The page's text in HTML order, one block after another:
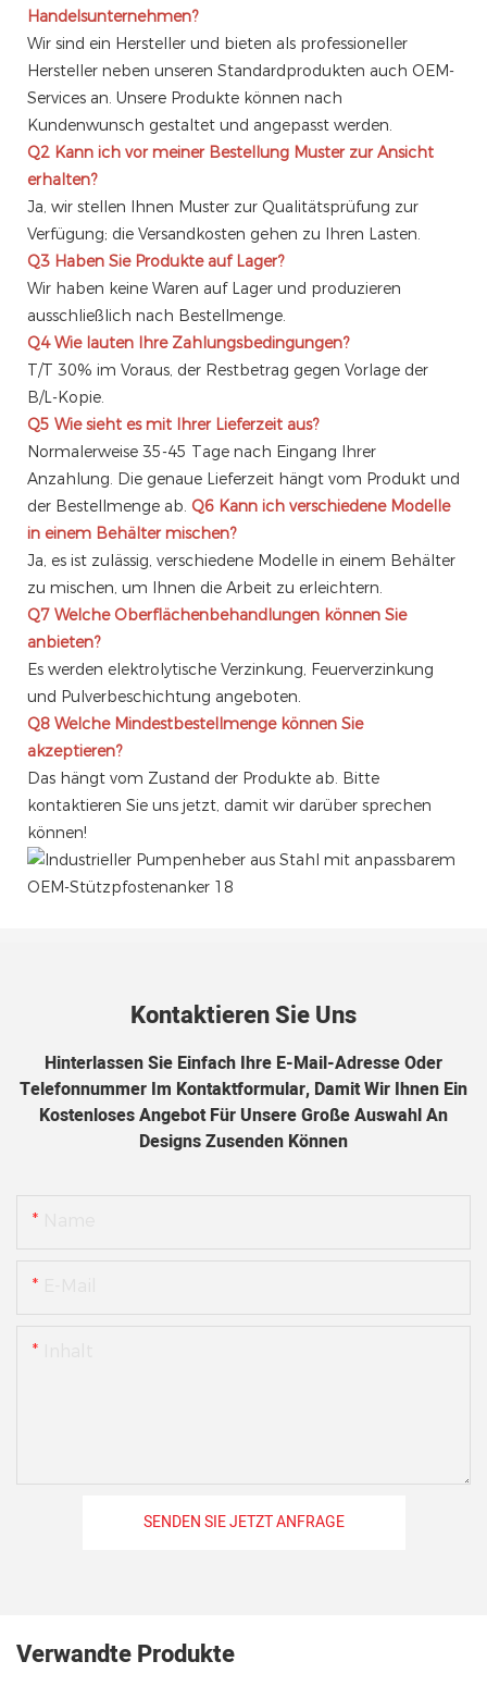
Handelsunternehmen?
Wir sind ein Hersteller und bieten als professioneller
Hersteller neben unseren Standardprodukten auch OEM-
Services an. Unsere Produkte können nach
Kundenwunsch gestaltet und angepasst werden.
Q2 Kann ich vor meiner Bestellung Muster zur Ansicht
erhalten?
Ja, wir stellen Ihnen Muster zur Qualitätsprüfung zur
Verfügung; die Versandkosten gehen zu Ihren Lasten.
Q3 Haben Sie Produkte auf Lager?
Wir haben keine Waren auf Lager und produzieren
ausschließlich nach Bestellmenge.
Q4Wie lauten Ihre Zahlungsbedingungen?
T/T 30% im Voraus, der Restbetrag gegen Vorlage der
B/L-Kopie.
Q5 Wie sieht es mit Ihrer Lieferzeit aus?
Normalerweise 35-45 Tage nach Eingang Ihrer
Anzahlung. Die genaue Lieferzeit hängt vom Produkt und
der Bestellmenge ab. Q6 Kann ich verschiedene Modelle
in einem Behälter mischen?
Ja, es ist zulässig, verschiedene Modelle in einem Behälter
zu mischen, um Ihnen die Arbeit zu erleichtern.
Q7 Welche Oberflächenbehandlungen können Sie
anbieten?
Es werden elektrolytische Verzinkung, Feuerverzinkung
und Pulverbeschichtung angeboten.
Q8 Welche Mindestbestellmenge können Sie
akzeptieren?
Das hängt vom Zustand der Produkte ab. Bitte
kontaktieren Sie uns jetzt, damit wir darüber sprechen
können!
Kontaktieren Sie Uns
Hinterlassen Sie Einfach Ihre E-Mail-Adresse Oder
Telefonnummer Im Kontaktformular, Damit Wir Ihnen Ein
Kostenloses Angebot Für Unsere Große Auswahl An
Designs Zusenden Können
SENDEN SIE JETZT ANFRAGE
Verwandte Produkte